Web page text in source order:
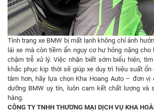
Tình trạng xe BMW bị mất lạnh không chỉ ảnh
lái xe mà còn tiềm ẩn nguy cơ hư hỏng nặng cho
chậm trễ xử lý. Việc nhận biết sớm biểu hiện,
khắc phục kịp thời sẽ giúp xe duy trì hiệu suất
tâm hơn, hãy lựa chọn Kha Hoang Auto – đơn vị
dưỡng BMW uy tín, luôn cam kết chất lượng và
hàng.
CÔNG TY TNHH THƯƠNG MẠI DỊCH VỤ KHA